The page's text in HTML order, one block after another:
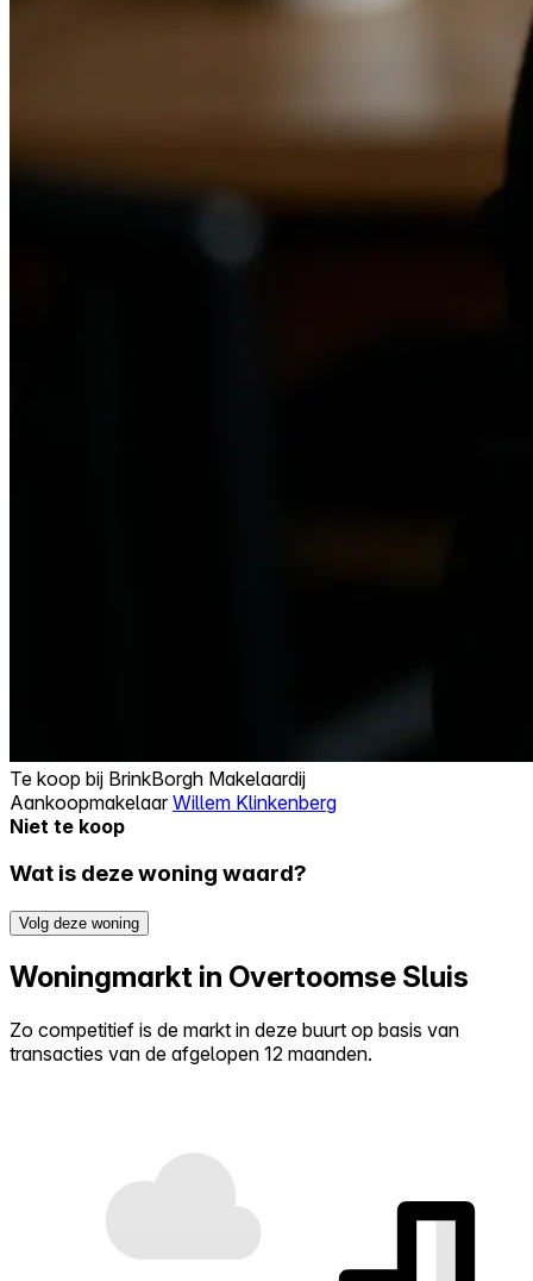
Te koop bij BrinkBorgh Makelaardij
AankoopmakelaarWillem Klinkenberg
Niet te koop
Wat is deze woning waard?
Volg deze woning
Woningmarkt in Overtoomse Sluis
Zo competitief is de markt in deze buurt op basis van
transacties van de afgelopen 12 maanden.